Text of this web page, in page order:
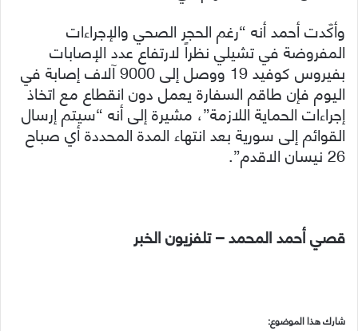
وأكّدت أحمد أنه “رغم الحجر الصحي والإجراءات
المفروضة في تشيلي نظراً لارتفاع عدد الإصابات
بفيروس كوفيد 19 ووصل إلى 9000 آلاف إصابة في
اليوم فإن طاقم السفارة يعمل دون انقطاع مع اتخاذ
إجراءات الحماية اللازمة”، مشيرة إلى أنه “سيتم إرسال
القوائم إلى سورية بعد انتهاء المدة المحددة أي صباح
26 نيسان الاقدم”.
قصي أحمد المحمد – تلفزيون الخبر
شارك هذا الموضوع: